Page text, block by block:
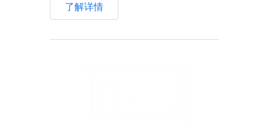
了解详情